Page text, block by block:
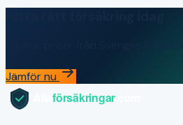
Jämför priser från Sveriges
Jämför nu